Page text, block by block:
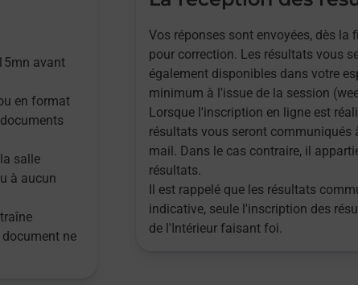
avant
en format
salle
à aucun
ne
Vos réponses sont envoyées, dès la
pour correction. Les résultats vous
également disponibles dans votre
minimum à l'issue de la session
Lorsque l'inscription en ligne est
résultats vous seront communiqués
mail. Dans le cas contraire, il
résultats.
Il est rappelé que les résultats
indicative, seule l'inscription des
de l'Intérieur faisant foi.